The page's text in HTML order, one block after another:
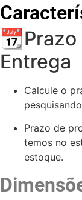
📆Prazo
Entrega
Calcule o
Prazo de
temos no
estoque.